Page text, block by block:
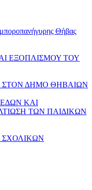
Θήβας
ΕΞΟΠΛΙΣΜΟΥ ΤΟΥ
ΣΤΟΝ ΔΗΜΟ ΘΗΒΑΙΩΝ
ΚΑΙ
ΤΩΝ ΠΑΙΔΙΚΩΝ
ΣΧΟΛΙΚΩΝ